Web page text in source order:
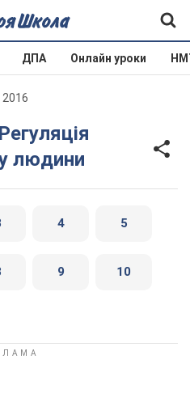
ДПА Онлайн уроки
2016
людини
4 5
9 10